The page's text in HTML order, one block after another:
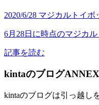
2020/6/28 マジカルトイボ
6月28日に時点のマジカ
記事を読む
kintaのブログANNEX
kintaのブログは引っ越し